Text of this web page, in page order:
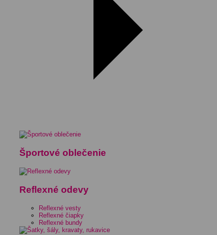
Športové oblečenie
Reflexné odevy
Reflexné vesty
Reflexné čiapky
Reflexné bundy